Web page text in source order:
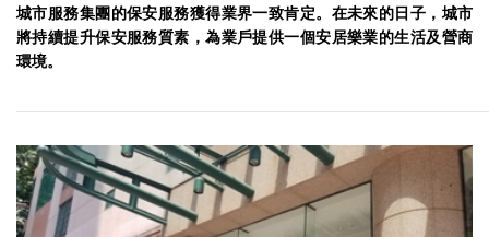
城市服務集團的保安服務獲得業界一致肯定。在未來的日子，城市
將持續提升保安服務質素，為業戶提供一個安居樂業的生活及營商
環境。